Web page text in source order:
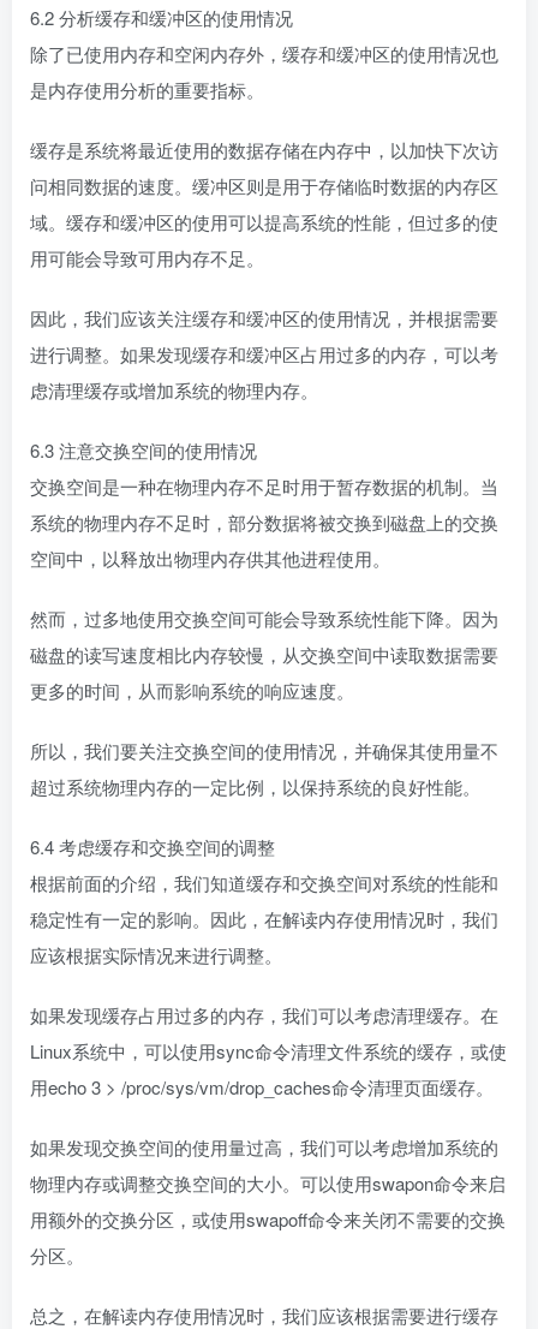
6.2 分析缓存和缓冲区的使用情况
除了已使用内存和空闲内存外，缓存和缓冲区的使用情况也
是内存使用分析的重要指标。
缓存是系统将最近使用的数据存储在内存中，以加快下次访
问相同数据的速度。缓冲区则是用于存储临时数据的内存区
域。缓存和缓冲区的使用可以提高系统的性能，但过多的使
用可能会导致可用内存不足。
因此，我们应该关注缓存和缓冲区的使用情况，并根据需要
进行调整。如果发现缓存和缓冲区占用过多的内存，可以考
虑清理缓存或增加系统的物理内存。
6.3 注意交换空间的使用情况
交换空间是一种在物理内存不足时用于暂存数据的机制。当
系统的物理内存不足时，部分数据将被交换到磁盘上的交换
空间中，以释放出物理内存供其他进程使用。
然而，过多地使用交换空间可能会导致系统性能下降。因为
磁盘的读写速度相比内存较慢，从交换空间中读取数据需要
更多的时间，从而影响系统的响应速度。
所以，我们要关注交换空间的使用情况，并确保其使用量不
超过系统物理内存的一定比例，以保持系统的良好性能。
6.4 考虑缓存和交换空间的调整
根据前面的介绍，我们知道缓存和交换空间对系统的性能和
稳定性有一定的影响。因此，在解读内存使用情况时，我们
应该根据实际情况来进行调整。
如果发现缓存占用过多的内存，我们可以考虑清理缓存。在
Linux系统中，可以使用sync命令清理文件系统的缓存，或使
用echo 3 > /proc/sys/vm/drop_caches命令清理页面缓存。
如果发现交换空间的使用量过高，我们可以考虑增加系统的
物理内存或调整交换空间的大小。可以使用swapon命令来启
用额外的交换分区，或使用swapoff命令来关闭不需要的交换
分区。
总之，在解读内存使用情况时，我们应该根据需要进行缓存